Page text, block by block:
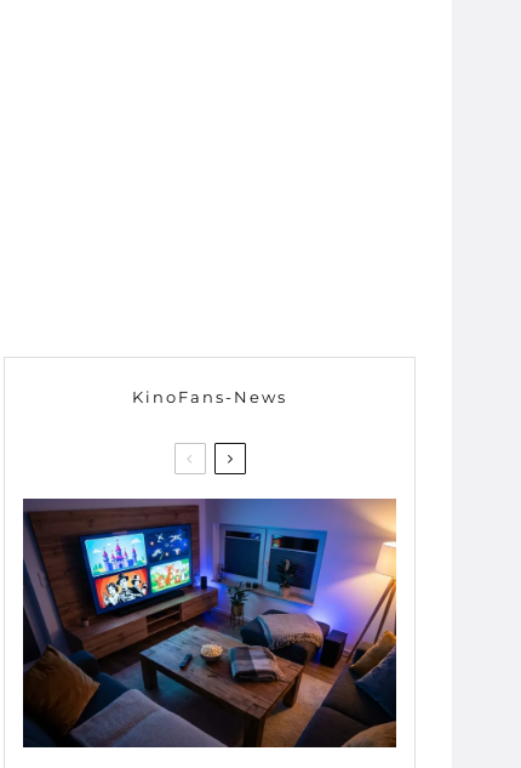
KinoFans-News